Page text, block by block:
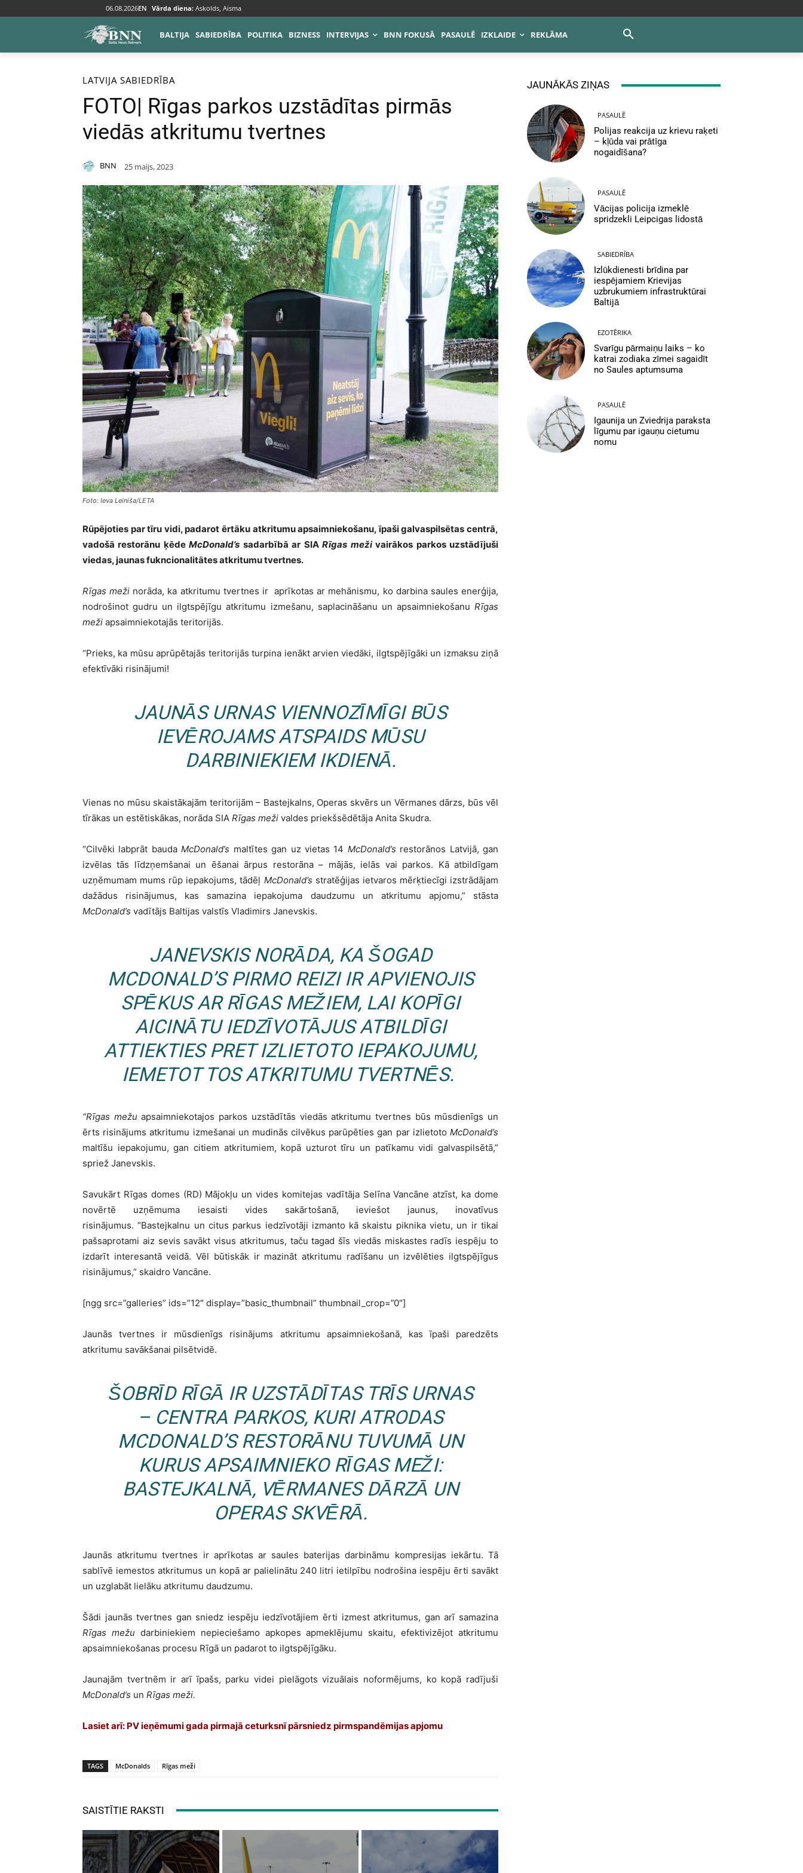
06.08.2026EN Vārda diena: Askolds, Aisma
BALTIJA SABIEDRĪBA POLITIKA BIZNESS INTERVIJAS BNN FOKUSĀ PASAULĒ IZKLAIDE REKLĀMA
Sākums Baltija Latvija
LATVIJA SABIEDRĪBA
FOTO| Rīgas parkos uzstādītas pirmās
viedās atkritumu tvertnes
BNN 25 maijs, 2023
Foto: Ieva Leiniša/LETA
Rūpējoties par tīru vidi, padarot ērtāku atkritumu apsaimniekošanu, īpaši galvaspilsētas centrā,
vadošā restorānu ķēdeMcDonald’s sadarbībā ar SIARīgas meživairākos parkos uzstādījuši
viedas, jaunas fukncionalitātes atkritumu tvertnes.
Rīgas meži norāda, ka atkritumu tvertnes ir aprīkotas ar mehānismu, ko darbina saules enerģija,
nodrošinot gudru un ilgtspējīgu atkritumu izmešanu, saplacināšanu un apsaimniekošanu Rīgas
meži apsaimniekotajās teritorijās.
“Prieks, ka mūsu aprūpētajās teritorijās turpina ienākt arvien viedāki, ilgtspējīgāki un izmaksu ziņā
efektīvāki risinājumi!
JAUNĀS URNAS VIENNOZĪMĪGI BŪS
IEVĒROJAMS ATSPAIDS MŪSU
DARBINIEKIEM IKDIENĀ.
Vienas no mūsu skaistākajām teritorijām – Bastejkalns, Operas skvērs un Vērmanes dārzs, būs vēl
tīrākas un estētiskākas, norāda SIA Rīgas meži valdes priekšsēdētāja Anita Skudra.
“Cilvēki labprāt baudaMcDonald’s maltītes gan uz vietas 14 McDonald’s restorānos Latvijā, gan
izvēlas tās līdzņemšanai un ēšanai ārpus restorāna – mājās, ielās vai parkos. Kā atbildīgam
uzņēmumam mums rūp iepakojums, tādēļ McDonald’s stratēģijas ietvaros mērķtiecīgi izstrādājam
dažādus risinājumus, kas samazina iepakojuma daudzumu un atkritumu apjomu,” stāsta
McDonald’s vadītājs Baltijas valstīs Vladimirs Janevskis.
JANEVSKIS NORĀDA, KA ŠOGAD
MCDONALD’SPIRMO REIZI IR APVIENOJIS
SPĒKUS AR RĪGAS MEŽIEM, LAI KOPĪGI
AICINĀTU IEDZĪVOTĀJUS ATBILDĪGI
ATTIEKTIES PRET IZLIETOTO IEPAKOJUMU,
IEMETOT TOS ATKRITUMU TVERTNĒS.
“Rīgas mežuapsaimniekotajos parkos uzstādītās viedās atkritumu tvertnes būs mūsdienīgs un
ērts risinājums atkritumu izmešanai un mudinās cilvēkus parūpēties gan par izlietoto McDonald’s
maltīšu iepakojumu, gan citiem atkritumiem, kopā uzturot tīru un patīkamu vidi galvaspilsētā,”
spriež Janevskis.
Savukārt Rīgas domes (RD) Mājokļu un vides komitejas vadītāja Selīna Vancāne atzīst, ka dome
novērtē uzņēmuma iesaisti vides sakārtošanā, ieviešot jaunus, inovatīvus
risinājumus. “Bastejkalnu un citus parkus iedzīvotāji izmanto kā skaistu piknika vietu, un ir tikai
pašsaprotami aiz sevis savākt visus atkritumus, taču tagad šīs viedās miskastes radīs iespēju to
izdarīt interesantā veidā. Vēl būtiskāk ir mazināt atkritumu radīšanu un izvēlēties ilgtspējīgus
risinājumus,” skaidro Vancāne.
[ngg src=”galleries” ids=”12″ display=”basic_thumbnail” thumbnail_crop=”0″]
Jaunās tvertnes ir mūsdienīgs risinājums atkritumu apsaimniekošanā, kas īpaši paredzēts
atkritumu savākšanai pilsētvidē.
ŠOBRĪD RĪGĀ IR UZSTĀDĪTAS TRĪS URNAS
– CENTRA PARKOS, KURI ATRODAS
MCDONALD’SRESTORĀNU TUVUMĀ UN
KURUS APSAIMNIEKORĪGAS MEŽI:
BASTEJKALNĀ, VĒRMANES DĀRZĀ UN
OPERAS SKVĒRĀ.
Jaunās atkritumu tvertnes ir aprīkotas ar saules baterijas darbināmu kompresijas iekārtu. Tā
sablīvē iemestos atkritumus un kopā ar palielinātu 240 litri ietilpību nodrošina iespēju ērti savākt
un uzglabāt lielāku atkritumu daudzumu.
Šādi jaunās tvertnes gan sniedz iespēju iedzīvotājiem ērti izmest atkritumus, gan arī samazina
Rīgas mežudarbiniekiem nepieciešamo apkopes apmeklējumu skaitu, efektivizējot atkritumu
apsaimniekošanas procesu Rīgā un padarot to ilgtspējīgāku.
Jaunajām tvertnēm ir arī īpašs, parku videi pielāgots vizuālais noformējums, ko kopā radījuši
McDonald’s un Rīgas meži.
Lasiet arī: PV ieņēmumi gada pirmajā ceturksnī pārsniedz pirmspandēmijas apjomu
TAGS McDonalds Rīgas meži
SAISTĪTIE RAKSTI
JAUNĀKĀS ZIŅAS
PASAULĒ
Polijas reakcija uz krievu raķeti
– kļūda vai prātīga
nogaidīšana?
PASAULĒ
Vācijas policija izmeklē
spridzekli Leipcigas lidostā
SABIEDRĪBA
Izlūkdienesti brīdina par
iespējamiem Krievijas
uzbrukumiem infrastruktūrai
Baltijā
EZOTĒRIKA
Svarīgu pārmaiņu laiks – ko
katrai zodiaka zīmei sagaidīt
no Saules aptumsuma
PASAULĒ
Igaunija un Zviedrija paraksta
līgumu par igauņu cietumu
nomu